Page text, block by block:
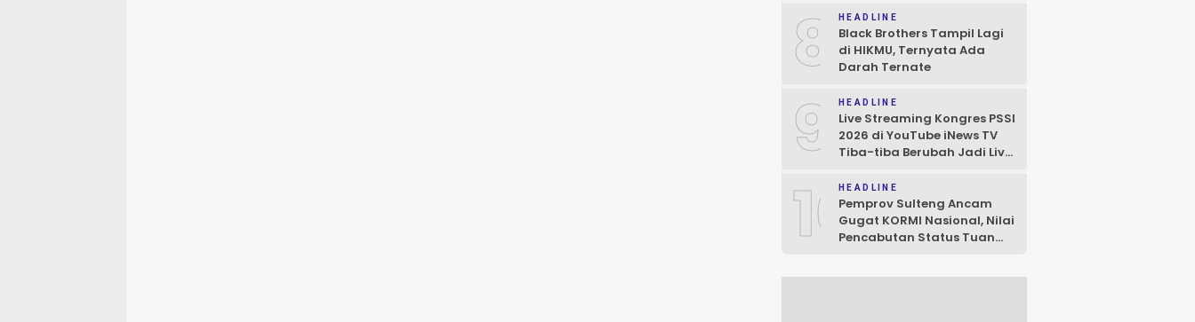
8 HEADLINE
Black Brothers Tampil Lagi
di HIKMU, Ternyata Ada
Darah Ternate
9 HEADLINE
Live Streaming Kongres PSSI
2026 di YouTube iNews TV
Tiba-tiba Berubah Jadi Live
10HEADLINE
Pemprov Sulteng Ancam
Gugat KORMI Nasional, Nilai
Pencabutan Status Tuan